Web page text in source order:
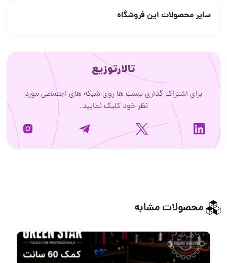
سایر محصولات این فروشگاه
تالارتوزیع
برای اشتراک گذاری پست ها روی شبکه های اجتماعی مورد
نظر خود کلیک نمایید.
محصولات مشابه